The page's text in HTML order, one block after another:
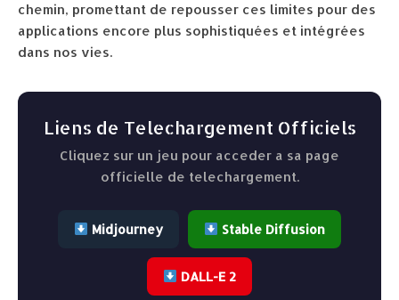
chemin, promettant de repousser ces limites pour des
applications encore plus sophistiquées et intégrées
dans nos vies.
Liens de Telechargement Officiels
Cliquez sur un jeu pour acceder a sa page
officielle de telechargement.
Midjourney Stable Diffusion
DALL-E 2